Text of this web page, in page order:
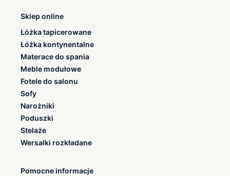
Sklep online
Łóżka tapicerowane
Łóżka kontynentalne
Materace do spania
Meble modułowe
Fotele do salonu
Sofy
Narożniki
Poduszki
Stelaże
Wersalki rozkładane
Pomocne informacje